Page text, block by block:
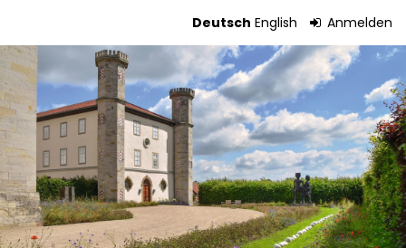
Inhalt
springen
Deutsch English Anmelden
Tickets